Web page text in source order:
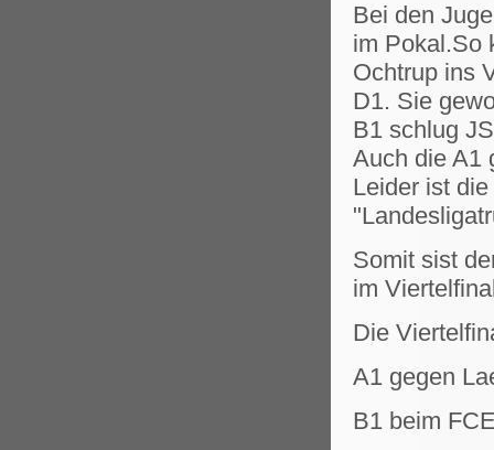
Bei den
im Pokal.So
Ochtrup ins
D1. Sie
B1 schlug
Auch die A1
Leider ist
Somit sist
im
Die
A1 gegen
B1 beim